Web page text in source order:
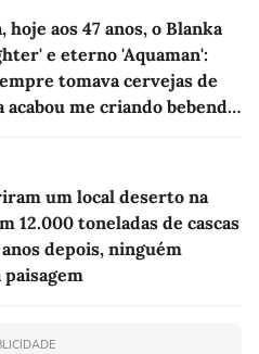
hoje aos 47 anos, o Blanka
e eterno 'Aquaman':
tomava cervejas de
acabou me criando bebendo
um local deserto na
12.000 toneladas de cascas
depois, ninguém